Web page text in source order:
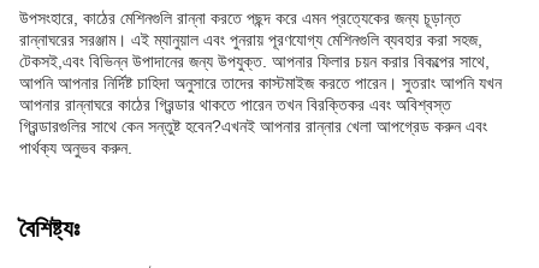
উপসংহারে, কাঠের মেশিনগুলি রান্না করতে পছন্দ করে এমন প্রত্যেকের জন্য চূড়ান্ত
রান্নাঘরের সরঞ্জাম। এই ম্যানুয়াল এবং পুনরায় পূরণযোগ্য মেশিনগুলি ব্যবহার করা সহজ,
টেকসই,এবং বিভিন্ন উপাদানের জন্য উপযুক্ত. আপনার ফিলার চয়ন করার বিকল্পের সাথে,
আপনি আপনার নির্দিষ্ট চাহিদা অনুসারে তাদের কাস্টমাইজ করতে পারেন। সুতরাং আপনি যখন
আপনার রান্নাঘরে কাঠের গ্রিন্ডার থাকতে পারেন তখন বিরক্তিকর এবং অবিশ্বস্ত
গ্রিন্ডারগুলির সাথে কেন সন্তুষ্ট হবেন?এখনই আপনার রান্নার খেলা আপগ্রেড করুন এবং
পার্থক্য অনুভব করুন.
বৈশিষ্ট্যঃ